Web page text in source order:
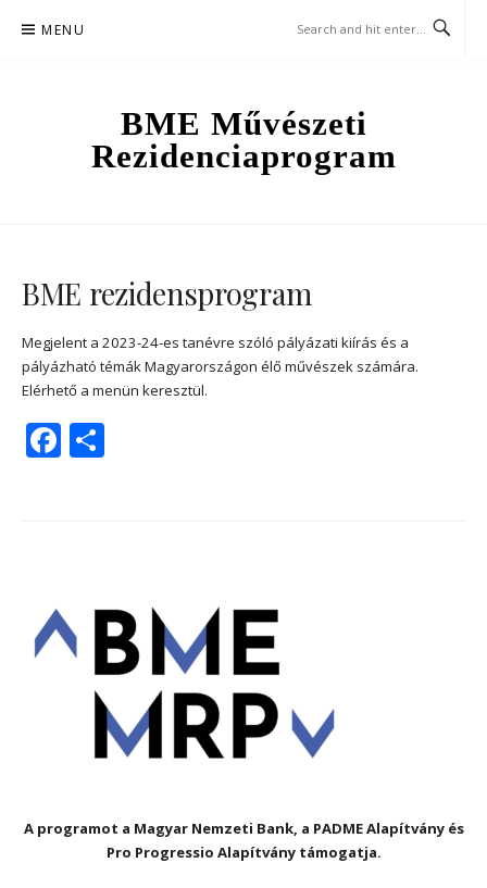
MENU
BME Művészeti
Rezidenciaprogram
BME rezidensprogram
Megjelent a 2023-24-es tanévre szóló pályázati kiírás és a
pályázható témák Magyarországon élő művészek számára.
Elérhető a menün keresztül.
Facebook
A programot a Magyar Nemzeti Bank, a PADME Alapítvány és
Pro Progressio Alapítvány támogatja.